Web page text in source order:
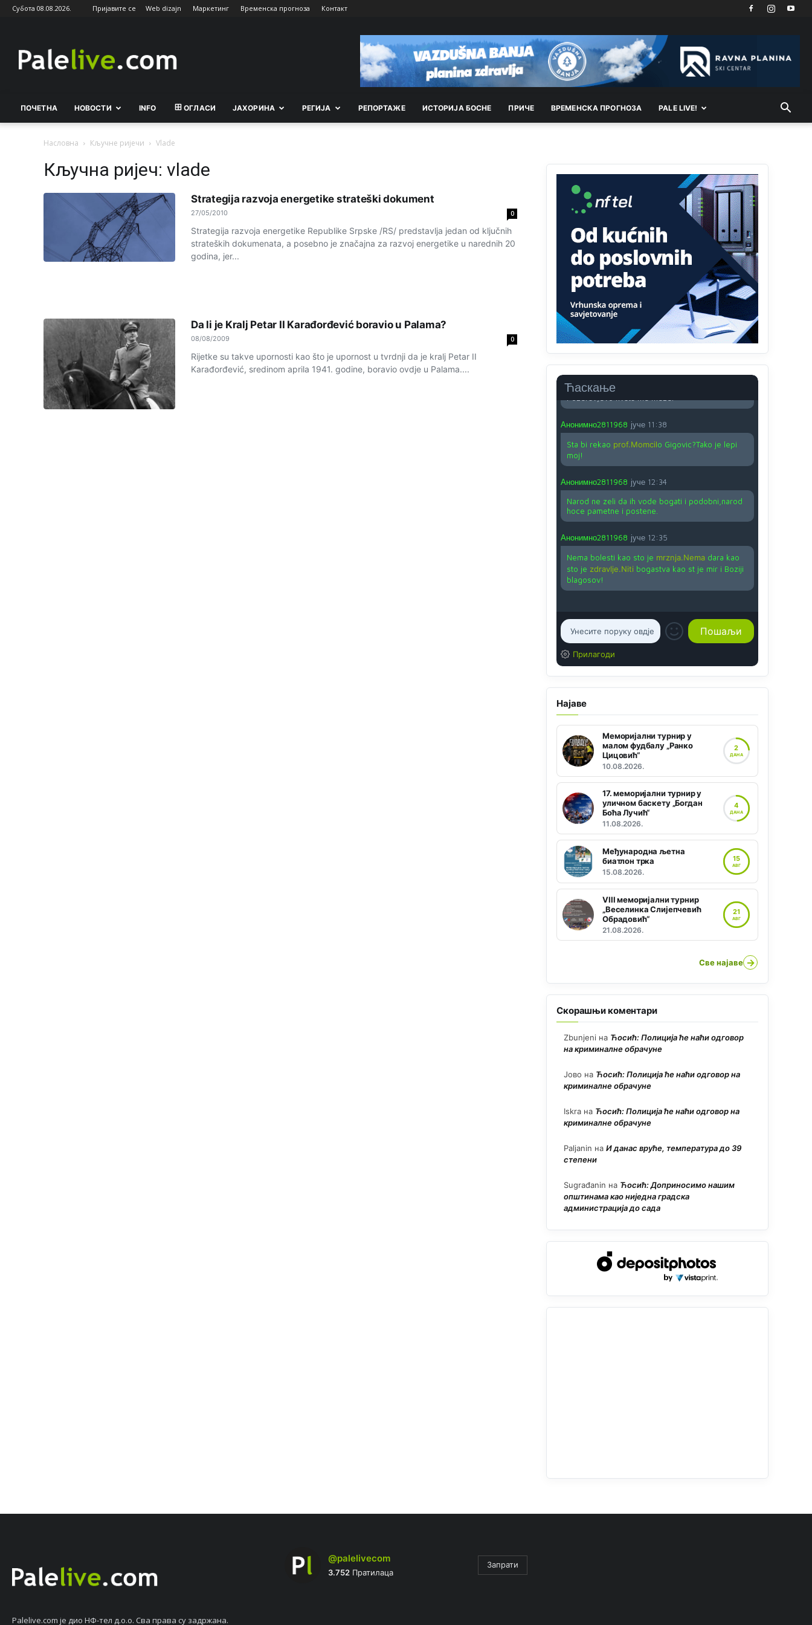
Субота 08.08.2026. Пријавите се Web dizajn Маркетинг Временска прогноза Контакт
ПОЧЕТНА НОВОСТИ INFO ОГЛАСИ ЈАХОРИНА РEГИЈА РEПОРТАЖE ИСТОРИЈА БОСНЕ ПРИЧЕ ВРEМEНСКА ПРОГНОЗА PALE LIVE!
Насловна Кључне ријечи Vlade
Кључна ријеч: vlade
Strategija razvoja energetike strateški dokument
27/05/2010 0
Strategija razvoja energetike Republike Srpske /RS/ predstavlja jedan od ključnih
strateških dokumenata, a posebno je značajna za razvoj energetike u narednih 20
godina, jer...
Da li je Kralj Petar II Karađorđević boravio u Palama?
08/08/2009 0
Rijetke su takve upornosti kao što je upornost u tvrdnji da je kralj Petar II
Karađorđević, sredinom aprila 1941. godine, boravio ovdje u Palama....
Ћаскање
Kuniocu ide q u guz...
Анонимно2808843 8/6/2026
Анонимно2810587 јуче 11:11
vjeka,neko rece za Radovana i Ratka kaki su oni
srbi...i poce dalje da besjedi znam ja dobro sta je
bilo u Ag-ci...
Анонимно2810587
Proguglajte
Анонимно2810587 јуче 11:21
O kako su cudni lvi ljudi,uzeli bi sve da mogu...a
ja srce svima fajem,radujem se tudjoj sreci.I ko
ima i ko nema na iso ce mjesto leci!
Анонимно2810587
11:24
Nije u svijetu problem,nahraniti siromasnd,kako
nahraniti bogate!?
Анонимно2810587
Анонимно2811968 јуче 11:38
Sta bi rekao prof.Momcilo Gigovic?Tako je lepi
moj!
Анонимно2811968 јуче 12:34
Narod ne zeli da ih vode bogati i podobni,narod
hoce pametne i postene.
Анонимно2811968 јуче 12:35
Nema bolesti kao sto je mrznja.Nemadara kao
sto je zdravlje.Niti bogastva kao st je mir i Boziji
blagosov!
Прилагоди
Најаве
Меморијални турнир у
малом фудбалу „Ранко
Цицовић“
10.08.2026.
2
ДАНА
17. меморијални турнир у
уличном баскету „Богдан
Боћа Лучић“
11.08.2026.
4
ДАНА
Међународна љетна
биатлон трка
15.08.2026.
15
АВГ
VIII меморијални турнир
„Веселинка Слијепчевић
Обрадовић“
21.08.2026.
21
АВГ
Све најаве →
Скорашњи коментари
Zbunjeni на Ћосић: Полиција ће наћи одговор
на криминалне обрачуне
Јово на Ћосић: Полиција ће наћи одговор на
криминалне обрачуне
Iskra на Ћосић: Полиција ће наћи одговор на
криминалне обрачуне
Paljanin на И данас вруће, температура до 39
степени
Sugrađanin на Ћосић: Доприносимо нашим
општинама као ниједна градска
администрација до сада
Palelive.com јe дио НФ-тeл д.о.о. Сва права су задржана.
@palelivecom
3.752Пратилаца
Запрати